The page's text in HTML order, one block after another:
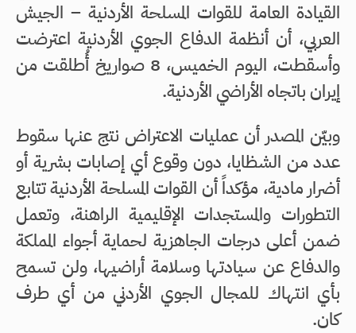
القيادة العامة للقوات المسلحة الأردنية – الجيش
العربي، أن أنظمة الدفاع الجوي الأردنية اعترضت
وأسقطت، اليوم الخميس، 8 صواريخ أُطلقت من
إيران باتجاه الأراضي الأردنية.
وبيّن المصدر أن عمليات الاعتراض نتج عنها سقوط
عدد من الشظايا، دون وقوع أي إصابات بشرية أو
أضرار مادية، مؤكداً أن القوات المسلحة الأردنية تتابع
التطورات والمستجدات الإقليمية الراهنة، وتعمل
ضمن أعلى درجات الجاهزية لحماية أجواء المملكة
والدفاع عن سيادتها وسلامة أراضيها، ولن تسمح
بأي انتهاك للمجال الجوي الأردني من أي طرف
كان.